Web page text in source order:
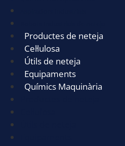
Productes de neteja
Cel·lulosa
Útils de neteja
Equipaments
Químics Maquinària